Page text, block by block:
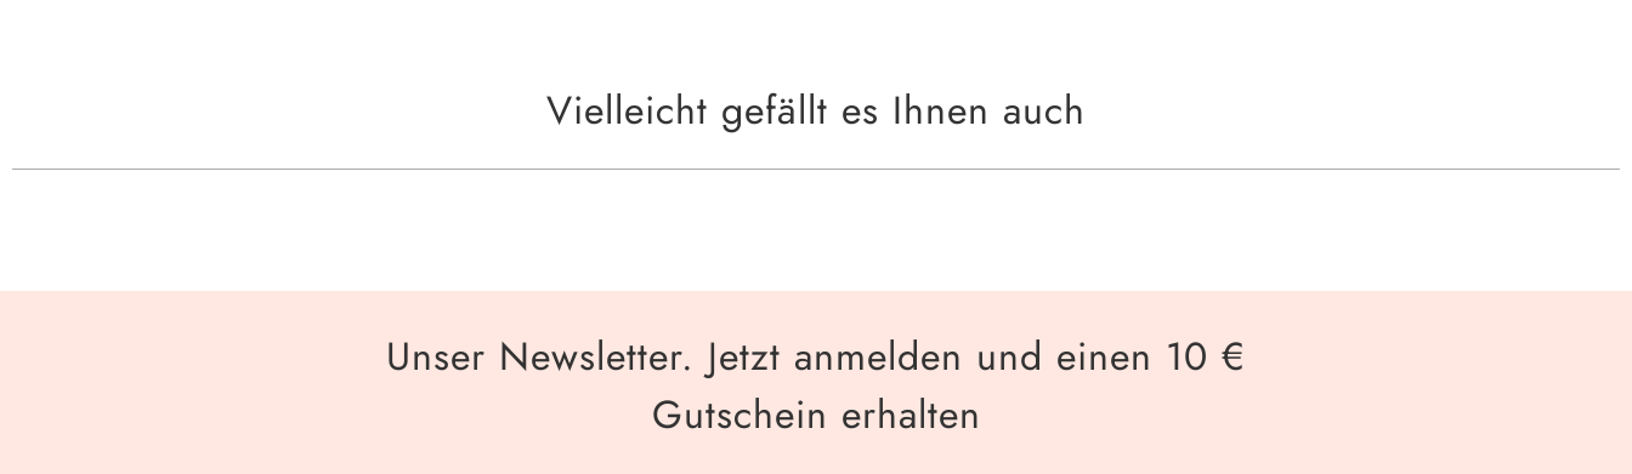
Vielleicht gefällt es Ihnen auch
Unser Newsletter. Jetzt anmelden und einen 10 €
Gutschein erhalten